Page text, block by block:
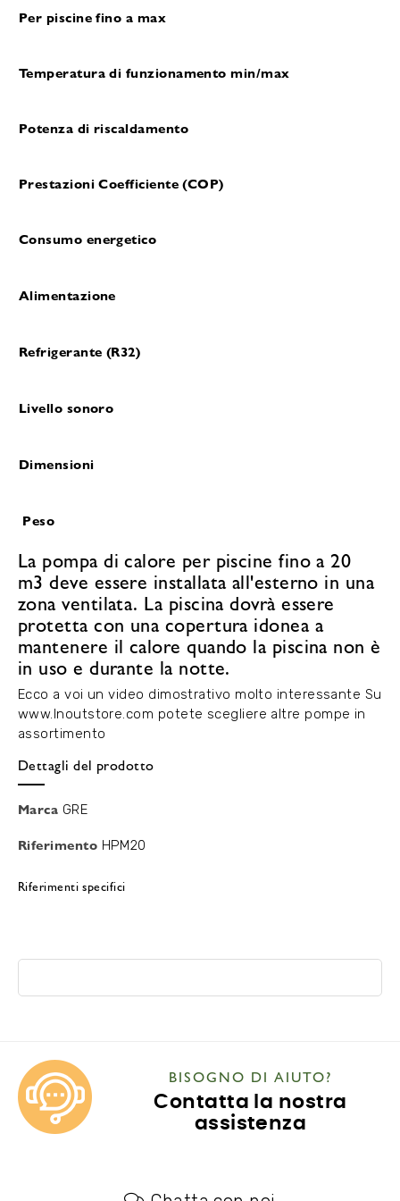
Per piscine fino a max
Temperatura di funzionamento min/max
Potenza di riscaldamento
Prestazioni Coefficiente (COP)
Consumo energetico
Alimentazione
Refrigerante (R32)
Livello sonoro
Dimensioni
Peso
La pompa di calore per piscine fino a 20
m3 deve essere installata all'esterno in una
zona ventilata. La piscina dovrà essere
protetta con una copertura idonea a
mantenere il calore quando la piscina non è
in uso e durante la notte.
Ecco a voi un video dimostrativo molto interessante Su
www.Inoutstore.com potete scegliere altre pompe in
assortimento
Dettagli del prodotto
Marca GRE
Riferimento HPM20
Riferimenti specifici
BISOGNO DI AIUTO?
Contatta la nostra
assistenza